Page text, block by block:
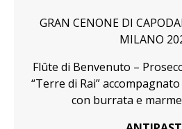
GRAN CENONE DI
MILANO
Flûte di Benvenuto –
“Terre di Rai”
con burrata e